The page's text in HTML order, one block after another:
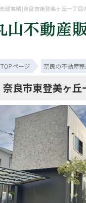
TOPページ 奈良の不動産売
奈良市東登美ヶ